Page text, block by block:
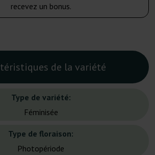
recevez un bonus.
de la variété
Type de variété:
Féminisée
Type de floraison:
Photopériode